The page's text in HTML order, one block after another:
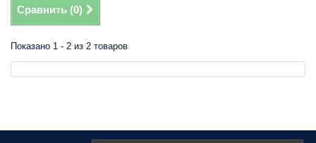
Сравнить (0)
Показано 1 - 2 из 2 товаров